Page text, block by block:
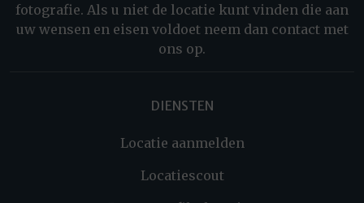
fotografie. Als u niet de locatie kunt vinden die aan
uw wensen en eisen voldoet neem dan contact met
ons op.
DIENSTEN
Locatie aanmelden
Locatiescout